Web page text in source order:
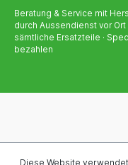
Beratung & Service mit
durch Aussendienst vor
sämtliche Ersatzteile ·
bezahlen
Diese Website